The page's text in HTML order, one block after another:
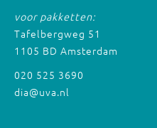
voor pakketten:
Tafelbergweg 51
1105 BD Amsterdam
020 525 3690
dia@uva.nl